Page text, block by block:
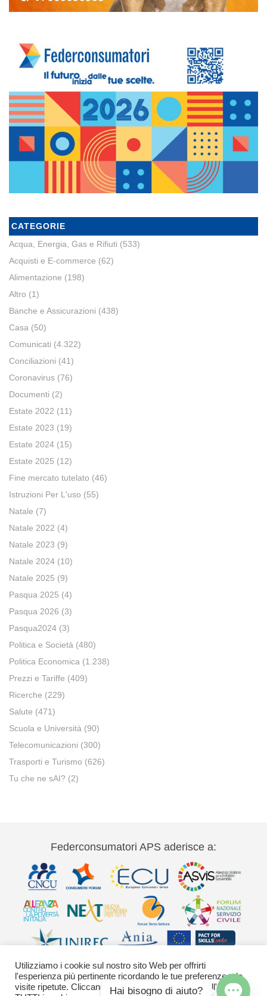
CATEGORIE
Acqua, Energia, Gas e Rifiuti (533)
Acquisti e E-commerce (62)
Alimentazione (198)
Altro (1)
Banche e Assicurazioni (438)
Casa (50)
Comunicati (4.322)
Conciliazioni (41)
Coronavirus (76)
Documenti (2)
Estate 2022 (11)
Estate 2023 (19)
Estate 2024 (15)
Estate 2025 (12)
Fine mercato tutelato (46)
Istruzioni Per L'uso (55)
Natale (7)
Natale 2022 (4)
Natale 2023 (9)
Natale 2024 (10)
Natale 2025 (9)
Pasqua 2025 (4)
Pasqua 2026 (3)
Pasqua2024 (3)
Politica e Società (480)
Politica Economica (1.238)
Prezzi e Tariffe (409)
Ricerche (229)
Salute (471)
Scuola e Università (90)
Telecomunicazioni (300)
Trasporti e Turismo (626)
Tu che ne sAI? (2)
Federconsumatori APS aderisce a:
Utilizziamo i cookie sul nostro sito Web per offrirti
l'esperienza più pertinente ricordando le tue preferenze e le
visite ripetute. Cliccando su "Accetta" acconsenti all'uso di
Hai bisogno di aiuto?